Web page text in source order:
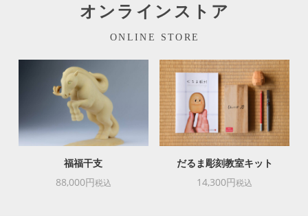
オンラインストア
ONLINE STORE
福福干支
88,000円税込
だるま彫刻教室キット
14,300円税込